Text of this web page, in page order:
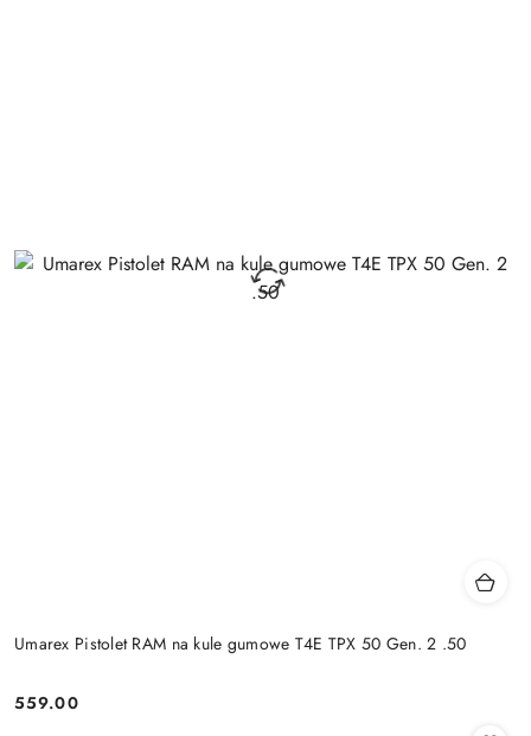
Umarex Pistolet RAM na kule gumowe T4E TPX 50 Gen. 2 .50
Cena:
559.00